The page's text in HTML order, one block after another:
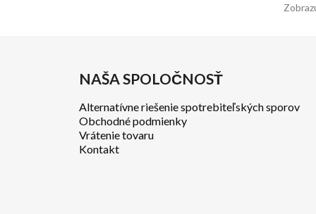
NAŠA SPOLOČNOSŤ
Alternatívne riešenie spotrebiteľských sporov
Obchodné podmienky
Vrátenie tovaru
Kontakt